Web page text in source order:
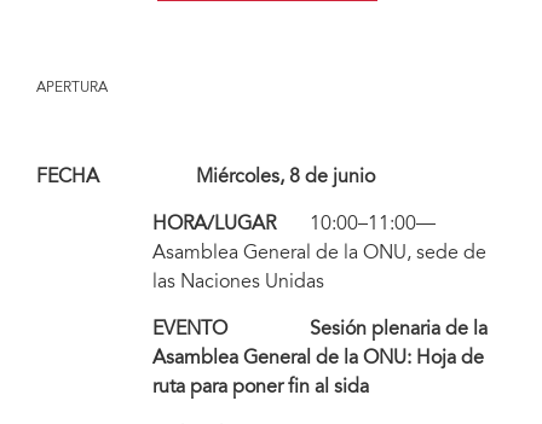
APERTURA
FECHA Miércoles, 8 de junio
HORA/LUGAR 10:00–11:00—
Asamblea General de la ONU, sede de
las Naciones Unidas
EVENTO Sesión plenaria de la
Asamblea General de la ONU: Hoja de
ruta para poner fin al sida